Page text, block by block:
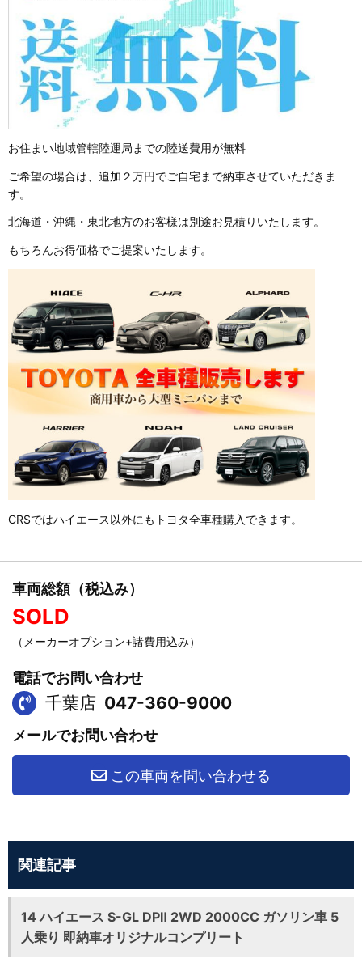
お住まい地域管轄陸運局までの陸送費用が無料
ご希望の場合は、追加２万円でご自宅まで納車させていただきま
す。
北海道・沖縄・東北地方のお客様は別途お見積りいたします。
もちろんお得価格でご提案いたします。
CRSではハイエース以外にもトヨタ全車種購入できます。
車両総額（税込み）
SOLD
（メーカーオプション+諸費用込み）
電話でお問い合わせ
千葉店 047-360-9000
メールでお問い合わせ
この車両を問い合わせる
関連記事
14 ハイエース S-GL DPⅡ 2WD 2000CC ガソリン車 5
人乗り 即納車オリジナルコンプリート